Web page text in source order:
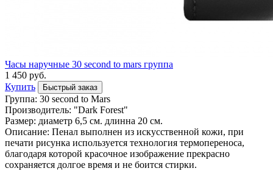
Часы наручные 30 second to mars группа
1 450 руб.
Купить
Быстрый заказ
Группа: 30 second to Mars
Производитель: "Dark Forest"
Размер: диаметр 6,5 см. длинна 20 см.
Описание: Пенал выполнен из искусственной кожи, при
печати рисунка используется технология термопереноса,
благодаря которой красочное изображение прекрасно
сохраняется долгое время и не боится стирки.